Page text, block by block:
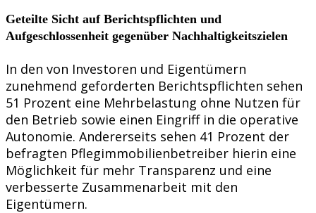
Geteilte Sicht auf Berichtspflichten und
Aufgeschlossenheit gegenüber Nachhaltigkeitszielen
In den von Investoren und Eigentümern
zunehmend geforderten Berichtspflichten sehen
51 Prozent eine Mehrbelastung ohne Nutzen für
den Betrieb sowie einen Eingriff in die operative
Autonomie. Andererseits sehen 41 Prozent der
befragten Pflegimmobilienbetreiber hierin eine
Möglichkeit für mehr Transparenz und eine
verbesserte Zusammenarbeit mit den
Eigentümern.